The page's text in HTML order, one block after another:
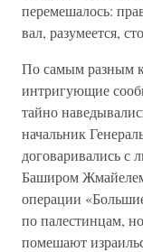
перемешалось:
вал, разумеется,
По самым разным
интригующие
тайно
начальник
договаривались с
Баширом
операции
по палестинцам,
помешают